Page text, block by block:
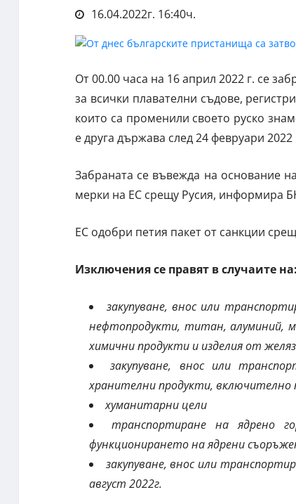
16.04.2022г. 16:40ч.
От 00.00 часа на 16 април 2022 г. се
за всички плавателни съдове,
които са променили своето руско
е друга държава след 24 февруари
Забраната се въвежда на основание
мерки на ЕС срещу Русия, информира
ЕС одобри петия пакет от санкции
Изключения се правят в случаите на:
закупуване, внос или
нефтопродукти, титан, алуминий,
химични продукти и изделия от
закупуване, внос или
хранителни продукти,
хуманитарни цели
транспортиране на ядрено
функционирането на ядрени
закупуване, внос или
август 2022г.